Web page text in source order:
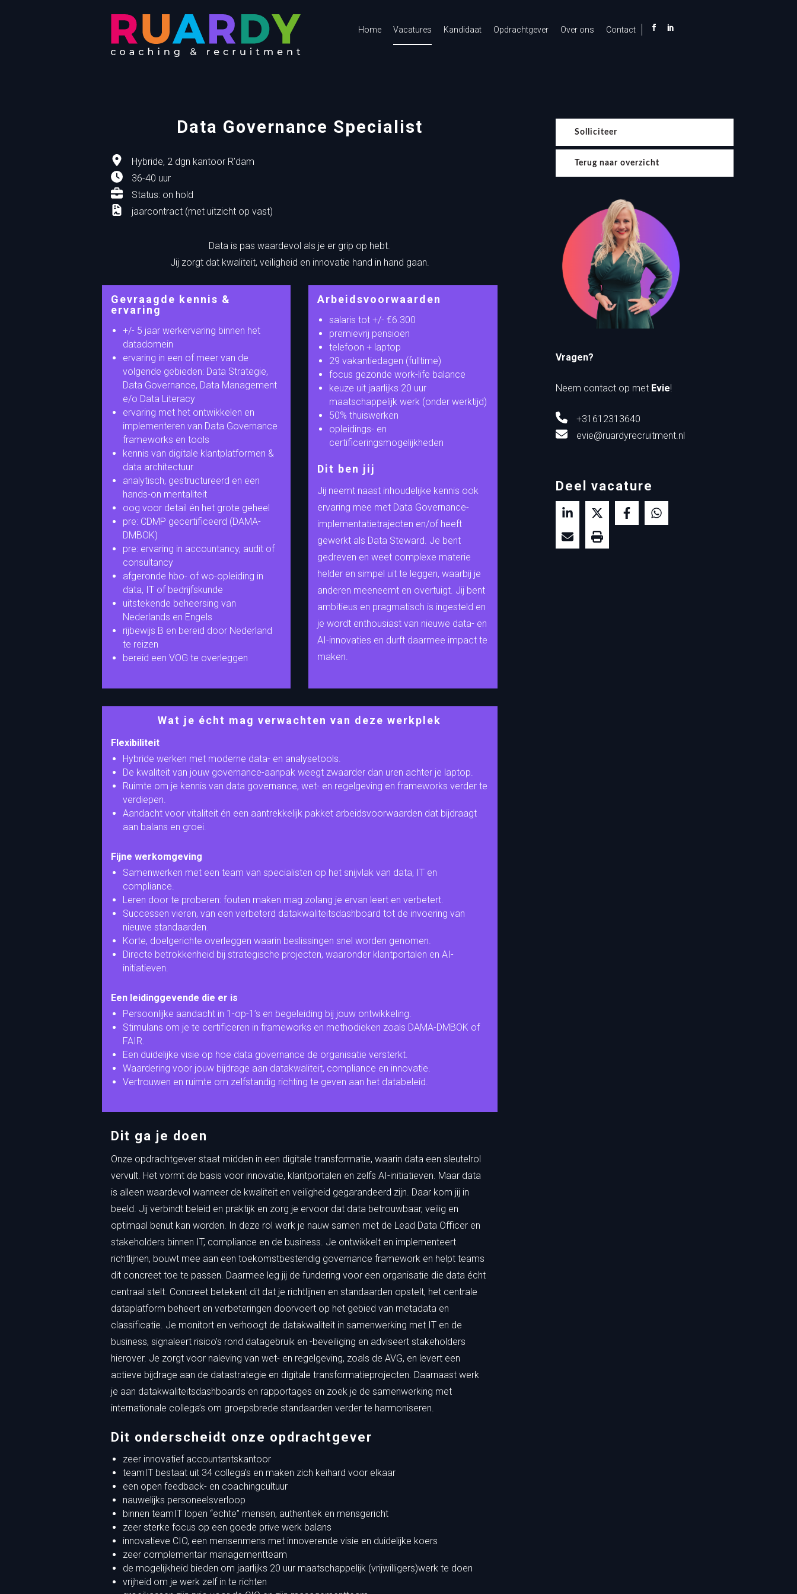
Home Vacatures Kandidaat Opdrachtgever Over ons Contact
Data Governance Specialist
Hybride, 2 dgn kantoor R’dam
36-40 uur
Status: on hold
jaarcontract (met uitzicht op vast)
Data is pas waardevol als je er grip op hebt.
Jij zorgt dat kwaliteit, veiligheid en innovatie hand in hand gaan.
Gevraagde kennis &
ervaring
+/- 5 jaar werkervaring binnen het
datadomein
ervaring in een of meer van de
volgende gebieden: Data Strategie,
Data Governance, Data Management
e/o Data Literacy
ervaring met het ontwikkelen en
implementeren van Data Governance
frameworks en tools
kennis van digitale klantplatformen &
data architectuur
analytisch, gestructureerd en een
hands-on mentaliteit
oog voor detail én het grote geheel
pre: CDMP gecertificeerd (DAMA-
DMBOK)
pre: ervaring in accountancy, audit of
consultancy
afgeronde hbo- of wo-opleiding in
data, IT of bedrijfskunde
uitstekende beheersing van
Nederlands en Engels
rijbewijs B en bereid door Nederland
te reizen
bereid een VOG te overleggen
Arbeidsvoorwaarden
salaris tot +/- €6.300
premievrij pensioen
telefoon + laptop
29 vakantiedagen (fulltime)
focus gezonde work-life balance
keuze uit jaarlijks 20 uur
maatschappelijk werk (onder werktijd)
50% thuiswerken
opleidings- en
certificeringsmogelijkheden
Dit ben jij
Jij neemt naast inhoudelijke kennis ook
ervaring mee met Data Governance-
implementatietrajecten en/of heeft
gewerkt als Data Steward. Je bent
gedreven en weet complexe materie
helder en simpel uit te leggen, waarbij je
anderen meeneemt en overtuigt. Jij bent
ambitieus en pragmatisch is ingesteld en
je wordt enthousiast van nieuwe data- en
AI-innovaties en durft daarmee impact te
maken.
Wat je écht mag verwachten van deze werkplek
Flexibiliteit
Hybride werken met moderne data- en analysetools.
De kwaliteit van jouw governance-aanpak weegt zwaarder dan uren achter je laptop.
Ruimte om je kennis van data governance, wet- en regelgeving en frameworks verder te
verdiepen.
Aandacht voor vitaliteit én een aantrekkelijk pakket arbeidsvoorwaarden dat bijdraagt
aan balans en groei.
Fijne werkomgeving
Samenwerken met een team van specialisten op het snijvlak van data, IT en
compliance.
Leren door te proberen: fouten maken mag zolang je ervan leert en verbetert.
Successen vieren, van een verbeterd datakwaliteitsdashboard tot de invoering van
nieuwe standaarden.
Korte, doelgerichte overleggen waarin beslissingen snel worden genomen.
Directe betrokkenheid bij strategische projecten, waaronder klantportalen en AI-
initiatieven.
Een leidinggevende die er is
Persoonlijke aandacht in 1-op-1’s en begeleiding bij jouw ontwikkeling.
Stimulans om je te certificeren in frameworks en methodieken zoals DAMA-DMBOK of
FAIR.
Een duidelijke visie op hoe data governance de organisatie versterkt.
Waardering voor jouw bijdrage aan datakwaliteit, compliance en innovatie.
Vertrouwen en ruimte om zelfstandig richting te geven aan het databeleid.
Dit ga je doen
Onze opdrachtgever staat midden in een digitale transformatie, waarin data een sleutelrol
vervult. Het vormt de basis voor innovatie, klantportalen en zelfs AI-initiatieven. Maar data
is alleen waardevol wanneer de kwaliteit en veiligheid gegarandeerd zijn. Daar kom jij in
beeld. Jij verbindt beleid en praktijk en zorg je ervoor dat data betrouwbaar, veilig en
optimaal benut kan worden. In deze rol werk je nauw samen met de Lead Data Officer en
stakeholders binnen IT, compliance en de business. Je ontwikkelt en implementeert
richtlijnen, bouwt mee aan een toekomstbestendig governance framework en helpt teams
dit concreet toe te passen. Daarmee leg jij de fundering voor een organisatie die data écht
centraal stelt. Concreet betekent dit dat je richtlijnen en standaarden opstelt, het centrale
dataplatform beheert en verbeteringen doorvoert op het gebied van metadata en
classificatie. Je monitort en verhoogt de datakwaliteit in samenwerking met IT en de
business, signaleert risico’s rond datagebruik en -beveiliging en adviseert stakeholders
hierover. Je zorgt voor naleving van wet- en regelgeving, zoals de AVG, en levert een
actieve bijdrage aan de datastrategie en digitale transformatieprojecten. Daarnaast werk
je aan datakwaliteitsdashboards en rapportages en zoek je de samenwerking met
internationale collega’s om groepsbrede standaarden verder te harmoniseren.
Dit onderscheidt onze opdrachtgever
zeer innovatief accountantskantoor
teamIT bestaat uit 34 collega’s en maken zich keihard voor elkaar
een open feedback- en coachingcultuur
nauwelijks personeelsverloop
binnen teamIT lopen “echte” mensen, authentiek en mensgericht
zeer sterke focus op een goede prive werk balans
innovatieve CIO, een mensenmens met innoverende visie en duidelijke koers
zeer complementair managementteam
de mogelijkheid bieden om jaarlijks 20 uur maatschappelijk (vrijwilligers)werk te doen
vrijheid om je werk zelf in te richten
Solliciteer
Terug naar overzicht
Vragen?
Neem contact op met Evie!
+31612313640
evie@ruardyrecruitment.nl
Deel vacature